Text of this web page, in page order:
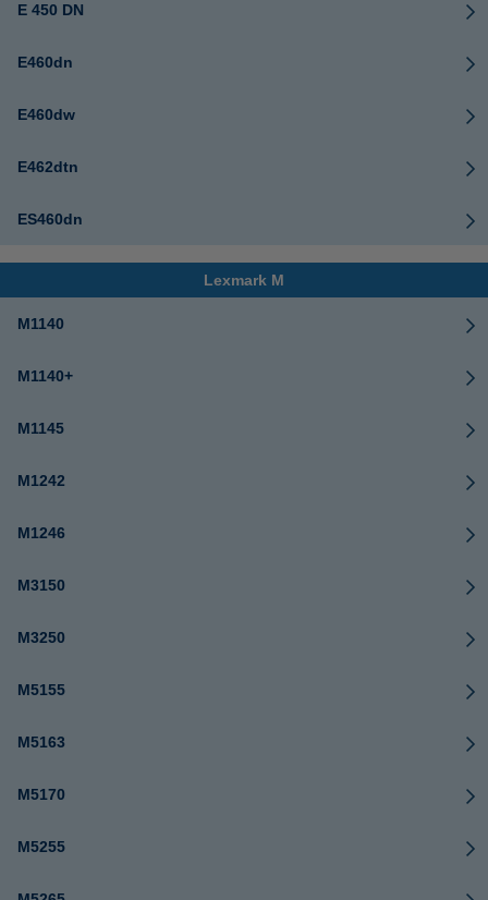
E 450 DN
E460dn
E460dw
E462dtn
ES460dn
Lexmark M
M1140
M1140+
M1145
M1242
M1246
M3150
M3250
M5155
M5163
M5170
M5255